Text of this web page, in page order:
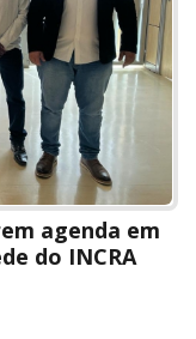
agenda em
do INCRA